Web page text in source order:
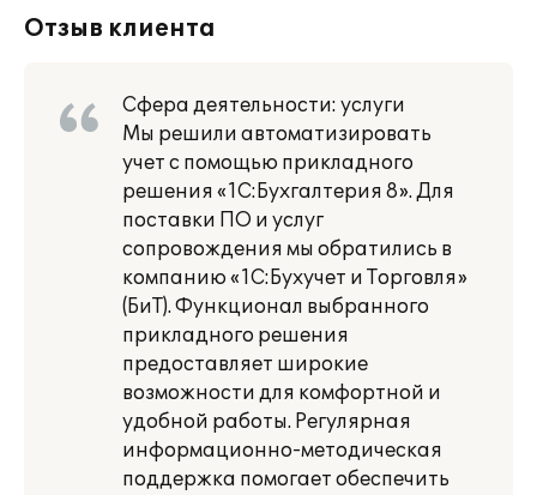
Отзыв клиента
Сфера деятельности: услуги
Мы решили автоматизировать
учет с помощью прикладного
решения «1С:Бухгалтерия 8». Для
поставки ПО и услуг
сопровождения мы обратились в
компанию «1С:Бухучет и Торговля»
(БиТ). Функционал выбранного
прикладного решения
предоставляет широкие
возможности для комфортной и
удобной работы. Регулярная
информационно-методическая
поддержка помогает обеспечить